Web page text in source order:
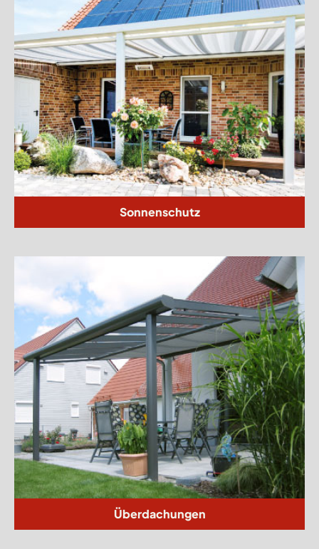
Sonnenschutz
Überdachungen